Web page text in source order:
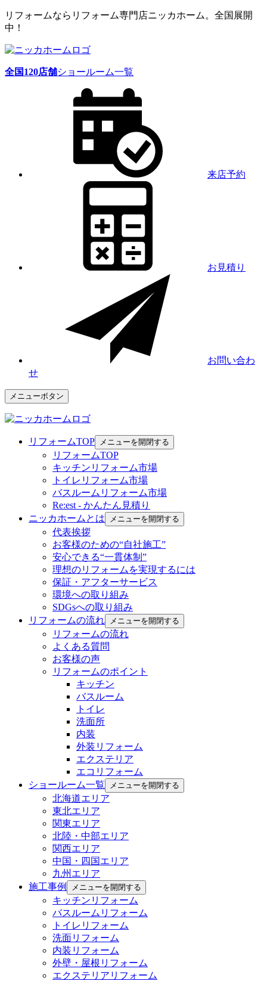
リフォームならリフォーム専門店ニッカホーム。全国展開
中！
全国120店舗ショールーム一覧
来店予約
お見積り
お問い合わ
せ
メニューボタン
リフォームTOP メニューを開閉する
リフォームTOP
キッチンリフォーム市場
トイレリフォーム市場
バスルームリフォーム市場
Re:est - かんたん見積り
ニッカホームとは
メニューを開閉する
代表挨拶
お客様のための“自社施工”
安心できる“一貫体制”
理想のリフォームを実現するには
保証・アフターサービス
環境への取り組み
SDGsへの取り組み
リフォームの流れ
メニューを開閉する
リフォームの流れ
よくある質問
お客様の声
リフォームのポイント
キッチン
バスルーム
トイレ
洗面所
内装
外装リフォーム
エクステリア
エコリフォーム
ショールーム一覧
メニューを開閉する
北海道エリア
東北エリア
関東エリア
北陸・中部エリア
関西エリア
中国・四国エリア
九州エリア
施工事例
メニューを開閉する
キッチンリフォーム
バスルームリフォーム
トイレリフォーム
洗面リフォーム
内装リフォーム
外壁・屋根リフォーム
エクステリアリフォーム